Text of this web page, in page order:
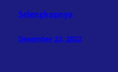
Selengkapnya
Desember 23, 2022